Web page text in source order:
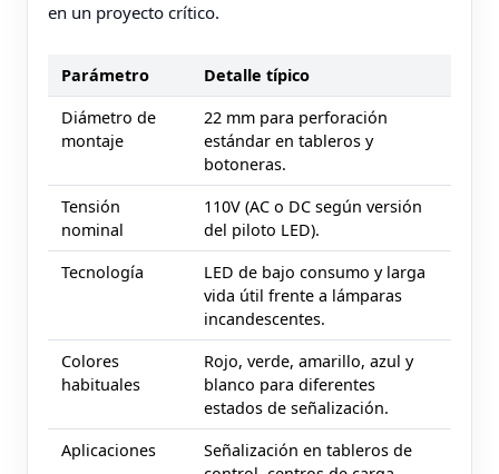
en un proyecto crítico.
Parámetro
Detalle típico
Diámetro de
montaje
22 mm para perforación
estándar en tableros y
botoneras.
Tensión
nominal
110V (AC o DC según versión
del piloto LED).
Tecnología
LED de bajo consumo y larga
vida útil frente a lámparas
incandescentes.
Colores
habituales
Rojo, verde, amarillo, azul y
blanco para diferentes
estados de señalización.
Aplicaciones
Señalización en tableros de